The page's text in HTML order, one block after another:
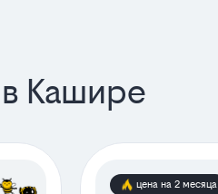
Кашире
цена на 2 месяца